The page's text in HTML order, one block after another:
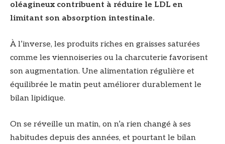
oléagineux contribuent à réduire le LDL en
limitant son absorption intestinale.
À l’inverse, les produits riches en graisses saturées
comme les viennoiseries ou la charcuterie favorisent
son augmentation. Une alimentation régulière et
équilibrée le matin peut améliorer durablement le
bilan lipidique.
On se réveille un matin, on n’a rien changé à ses
habitudes depuis des années, et pourtant le bilan